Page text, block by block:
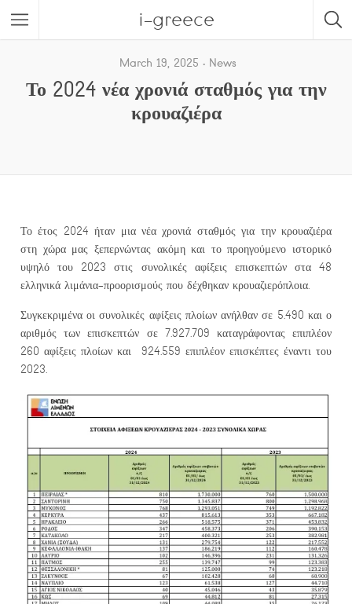
i-greece
March 19, 2025 News
Το 2024 νέα χρονιά σταθμός για την
κρουαζιέρα
Το έτος 2024 ήταν μια νέα χρονιά σταθμός για την κρουαζιέρα
στη χώρα μας ξεπερνώντας ακόμη και το προηγούμενο ιστορικό
υψηλό του 2023 στις συνολικές αφίξεις επισκεπτών στα 48
ελληνικά λιμάνια-προορισμούς που δέχθηκαν κρουαζιερόπλοια.
Συγκεκριμένα οι συνολικές αφίξεις πλοίων ανήλθαν σε 5.490 και ο
αριθμός των επισκεπτών σε 7.927.709 καταγράφοντας επιπλέον
260 αφίξεις πλοίων και 924.559 επιπλέον επισκέπτες έναντι του
2023.